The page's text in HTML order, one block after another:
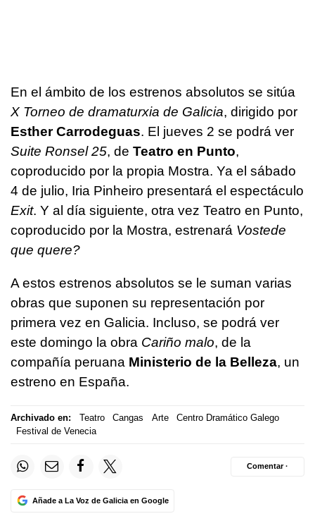
En el ámbito de los estrenos absolutos se sitúa
X Torneo de dramaturxia de Galicia, dirigido por
Esther Carrodeguas. El jueves 2 se podrá ver
Suite Ronsel 25, de Teatro en Punto,
coproducido por la propia Mostra. Ya el sábado
4 de julio, Iria Pinheiro presentará el espectáculo
Exit. Y al día siguiente, otra vez Teatro en Punto,
coproducido por la Mostra, estrenará Vostede
que quere?
A estos estrenos absolutos se le suman varias
obras que suponen su representación por
primera vez en Galicia. Incluso, se podrá ver
este domingo la obra Cariño malo, de la
compañía peruana Ministerio de la Belleza, un
estreno en España.
Archivado en: Teatro Cangas Arte
Centro Dramático Galego
Festival de Venecia
Añade a La Voz de Galicia en Google
Comentar ·